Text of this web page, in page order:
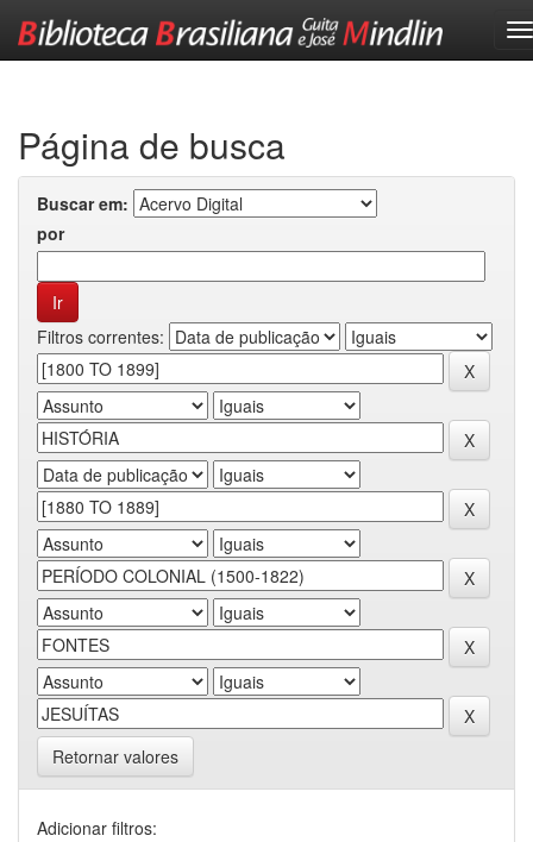
Página de busca
Buscar em:
por
Filtros correntes:
Retornar valores
Adicionar filtros: